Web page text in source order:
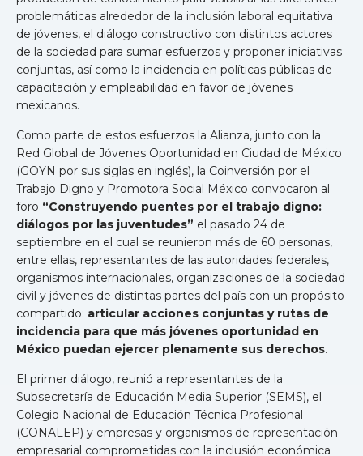
problemáticas alrededor de la inclusión laboral equitativa
de jóvenes, el diálogo constructivo con distintos actores
de la sociedad para sumar esfuerzos y proponer iniciativas
conjuntas, así como la incidencia en políticas públicas de
capacitación y empleabilidad en favor de jóvenes
mexicanos.
Como parte de estos esfuerzos la Alianza, junto con la
Red Global de Jóvenes Oportunidad en Ciudad de México
(GOYN por sus siglas en inglés), la Coinversión por el
Trabajo Digno y Promotora Social México convocaron al
foro “Construyendo puentes por el trabajo digno:
diálogos por las juventudes” el pasado 24 de
septiembre en el cual se reunieron más de 60 personas,
entre ellas, representantes de las autoridades federales,
organismos internacionales, organizaciones de la sociedad
civil y jóvenes de distintas partes del país con un propósito
compartido: articular acciones conjuntas y rutas de
incidencia para que más jóvenes oportunidad en
México puedan ejercer plenamente sus derechos.
El primer diálogo, reunió a representantes de la
Subsecretaría de Educación Media Superior (SEMS), el
Colegio Nacional de Educación Técnica Profesional
(CONALEP) y empresas y organismos de representación
empresarial comprometidas con la inclusión económica